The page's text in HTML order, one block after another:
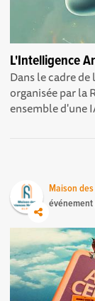
L'Intelligence
Dans le cadre de
organisée par la
ensemble d'une
Maison
événement